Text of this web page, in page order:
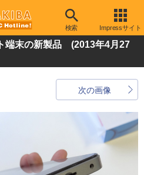
検索 Impressサイト
端末の新製品 (2013年4月27
次の画像